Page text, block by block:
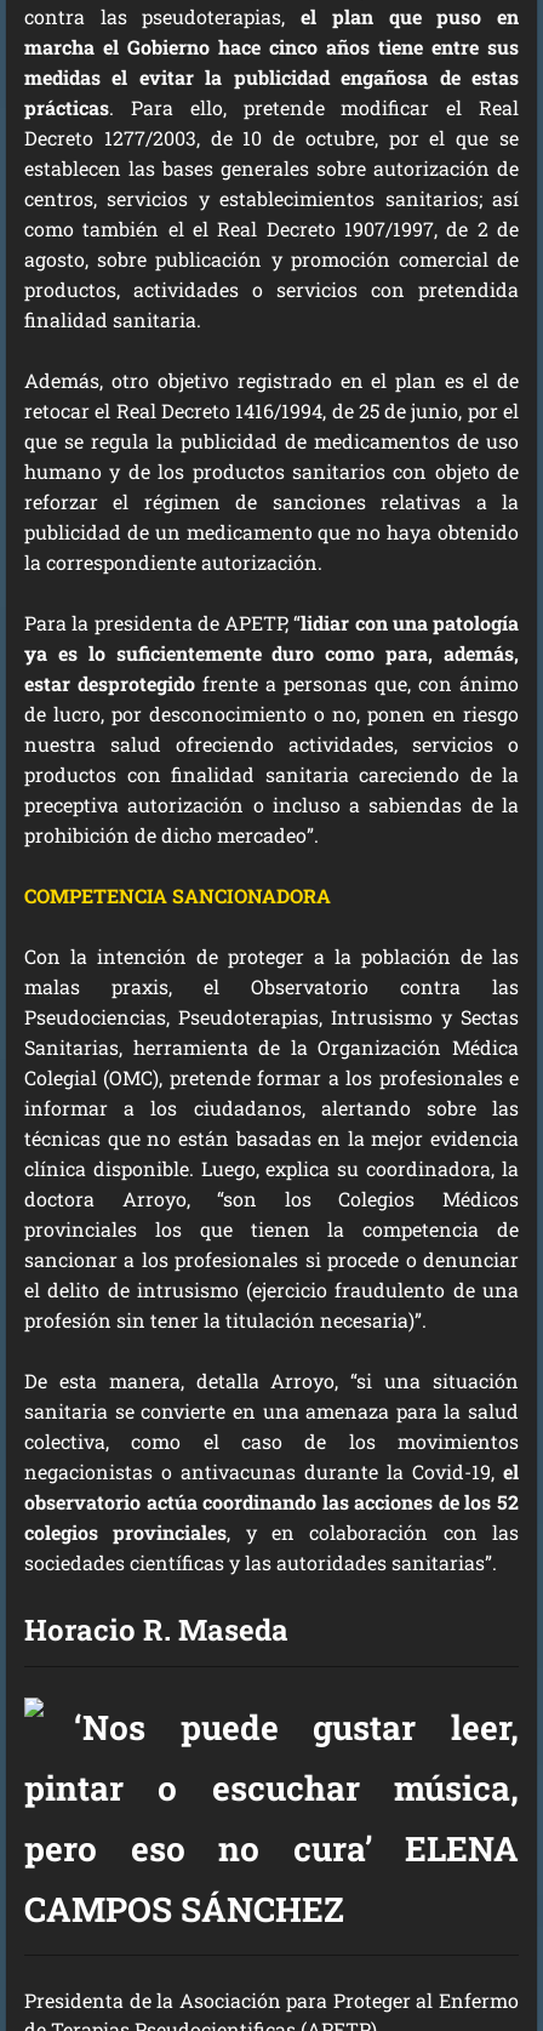
contra las pseudoterapias,el plan que puso en
marcha el Gobierno hace cinco años tiene entre sus
medidas el evitar la publicidad engañosa de estas
prácticas. Para ello, pretende modificar el Real
Decreto 1277/2003, de 10 de octubre, por el que se
establecen las bases generales sobre autorización de
centros, servicios y establecimientos sanitarios; así
como también el el Real Decreto 1907/1997, de 2 de
agosto, sobre publicación y promoción comercial de
productos, actividades o servicios con pretendida
finalidad sanitaria.
Además, otro objetivo registrado en el plan es el de
retocar el Real Decreto 1416/1994, de 25 de junio, por el
que se regula la publicidad de medicamentos de uso
humano y de los productos sanitarios con objeto de
reforzar el régimen de sanciones relativas a la
publicidad de un medicamento que no haya obtenido
la correspondiente autorización.
Para la presidenta de APETP, “lidiar con una patología
ya es lo suficientemente duro como para, además,
estar desprotegido frente a personas que, con ánimo
de lucro, por desconocimiento o no, ponen en riesgo
nuestra salud ofreciendo actividades, servicios o
productos con finalidad sanitaria careciendo de la
preceptiva autorización o incluso a sabiendas de la
prohibición de dicho mercadeo”.
COMPETENCIA SANCIONADORA
Con la intención de proteger a la población de las
malas praxis, el Observatorio contra las
Pseudociencias, Pseudoterapias, Intrusismo y Sectas
Sanitarias, herramienta de la Organización Médica
Colegial (OMC), pretende formar a los profesionales e
informar a los ciudadanos, alertando sobre las
técnicas que no están basadas en la mejor evidencia
clínica disponible. Luego, explica su coordinadora, la
doctora Arroyo, “son los Colegios Médicos
provinciales los que tienen la competencia de
sancionar a los profesionales si procede o denunciar
el delito de intrusismo (ejercicio fraudulento de una
profesión sin tener la titulación necesaria)”.
De esta manera, detalla Arroyo, “si una situación
sanitaria se convierte en una amenaza para la salud
colectiva, como el caso de los movimientos
negacionistas o antivacunas durante la Covid-19, el
observatorio actúa coordinando las acciones de los 52
colegios provinciales, y en colaboración con las
sociedades científicas y las autoridades sanitarias”.
Horacio R. Maseda
‘Nos puede gustar leer,
pintar o escuchar música,
pero eso no cura’ ELENA
CAMPOS SÁNCHEZ
Presidenta de la Asociación para Proteger al Enfermo